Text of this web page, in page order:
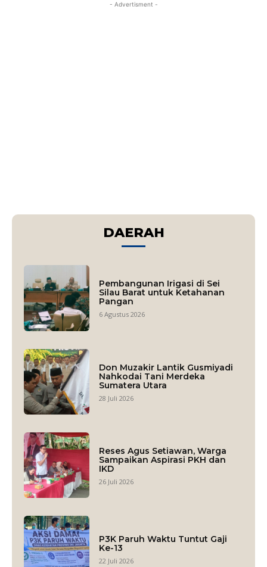
- Advertisment -
DAERAH
Pembangunan Irigasi di Sei
Silau Barat untuk Ketahanan
Pangan
6 Agustus 2026
Don Muzakir Lantik Gusmiyadi
Nahkodai Tani Merdeka
Sumatera Utara
28 Juli 2026
Reses Agus Setiawan, Warga
Sampaikan Aspirasi PKH dan
IKD
26 Juli 2026
P3K Paruh Waktu Tuntut Gaji
Ke-13
22 Juli 2026